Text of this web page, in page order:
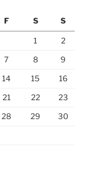
F S S
1 2
7 8 9
14 15 16
21 22 23
28 29 30